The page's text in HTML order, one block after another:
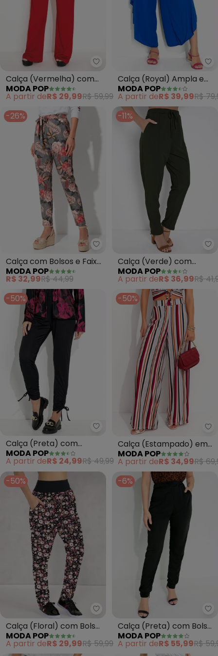
Moda Pop - Calça (Vermelha)
Calça (Vermelha) com
Cintura Alta e Bolsos
MODA POP
A partir deR$ 29,99R$ 59,99
Calça (Royal) Ampla e
Cintura Alta
MODA POP
A partir deR$ 39,99R$
-26%
Moda Pop - Calça com Bolsos
Calça com Bolsos e Faixa
(Floral Bege)
MODA POP
R$ 32,99R$ 44,99
-11%
Calça (Verde) com
Bolsos
MODA POP
A partir deR$ 36,99R$
-50%
Moda Pop - Calça (Preta) com
Calça (Preta) com
Regulagem na Barra
MODA POP
A partir deR$ 24,99R$ 49,99
-50%
Calça (Estampado) em
Malha
MODA POP
A partir deR$ 34,99R$
-50%
Moda Pop - Calça (Floral) com
Calça (Floral) com Bolsos
e Cintura Alta
MODA POP
A partir deR$ 29,99R$ 59,99
-6%
Calça (Preta) com Bolsos
Funcionais
MODA POP
A partir deR$ 55,99R$